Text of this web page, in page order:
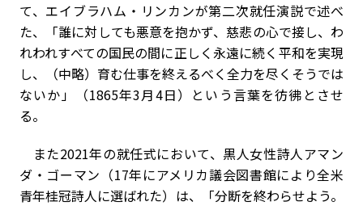
て、エイブラハム・リンカンが第二次就任演説で述べ
た、「誰に対しても悪意を抱かず、慈悲の心で接し、わ
れわれすべての国民の間に正しく永遠に続く平和を実現
し、（中略）育む仕事を終えるべく全力を尽くそうでは
ないか」（1865年3月4日）という言葉を彷彿とさせ
る。
また2021年の就任式において、黒人女性詩人アマン
ダ・ゴーマン（17年にアメリカ議会図書館により全米
青年桂冠詩人に選ばれた）は、「分断を終わらせよう。